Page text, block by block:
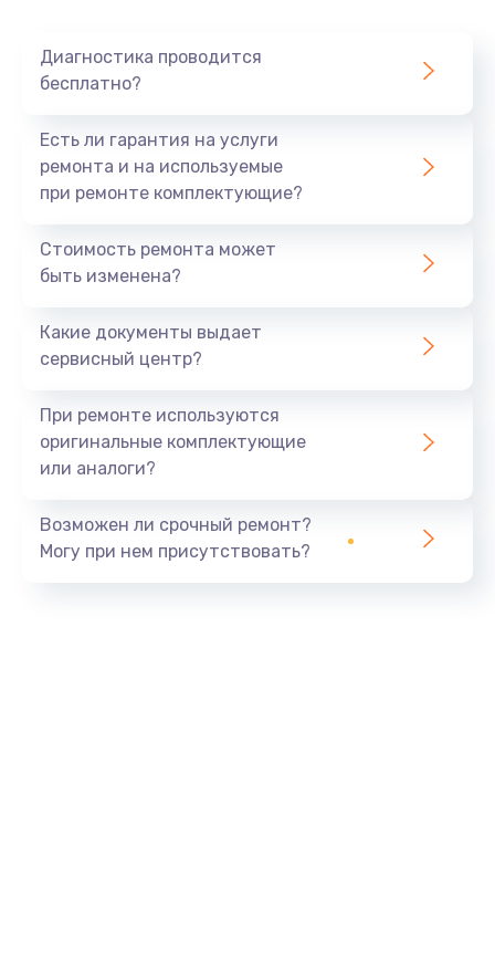
Заказать
890 руб.
Заказать
Замена термопасты
Заказать
960 руб.
Заказать
Диагностика проводится
бесплатно?
Есть ли гарантия на услуги
ремонта и на используемые
при ремонте комплектующие?
Стоимость ремонта может
быть изменена?
Какие документы выдает
сервисный центр?
При ремонте используются
оригинальные комплектующие
или аналоги?
Возможен ли срочный ремонт?
Могу при нем присутствовать?